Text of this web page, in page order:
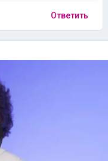
Ответить